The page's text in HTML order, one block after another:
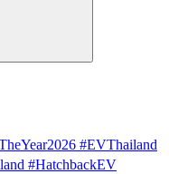
#EVThailand
#HatchbackEV